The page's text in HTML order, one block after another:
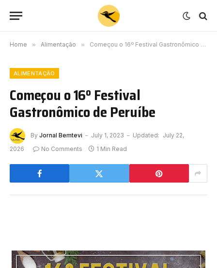
Home » Alimentação » Começou o 16º Festival Gastronômico de Peruíbe
ALIMENTAÇÃO
Começou o 16º Festival
Gastronômico de Peruíbe
By Jornal Bemtevi July 1, 2023 Updated: July 22,
2026
No Comments 1 Min Read